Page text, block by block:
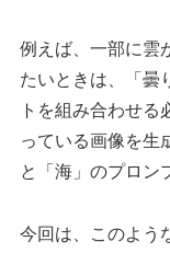
例えば、一部に雲
たいときは、「曇
トを組み合わせ
っている画像を生
と「海」のプロン
今回は、このよう